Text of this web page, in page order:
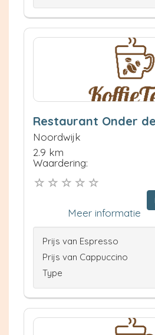
Restaurant Onder
Noordwijk
2.9 km
Waardering:
Meer informatie
Prijs van Espresso
Prijs van Cappuccino
Type